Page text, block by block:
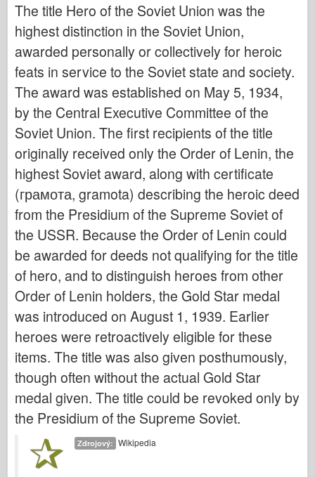
HobbyBoss (Slovenský)
Modely IBG
Icm
Italeri (12.
Legenda
Meng Model
Tamiya
Tristar
Trumpeter (Volút)
Fotky na aplikáciu Albumy
Chodiť
Knihy
Dvd
Kontakt
le Denník
Súpravy
The title Hero of the Soviet Union was the
highest distinction in the Soviet Union,
awarded personally or collectively for heroic
feats in service to the Soviet state and society.
The award was established on May 5, 1934,
by the Central Executive Committee of the
Soviet Union. The first recipients of the title
originally received only the Order of Lenin, the
highest Soviet award, along with certificate
(грамота, gramota) describing the heroic deed
from the Presidium of the Supreme Soviet of
the USSR. Because the Order of Lenin could
be awarded for deeds not qualifying for the title
of hero, and to distinguish heroes from other
Order of Lenin holders, the Gold Star medal
was introduced on August 1, 1939. Earlier
heroes were retroactively eligible for these
items. The title was also given posthumously,
though often without the actual Gold Star
medal given. The title could be revoked only by
the Presidium of the Supreme Soviet.
Zdrojový: Wikipedia